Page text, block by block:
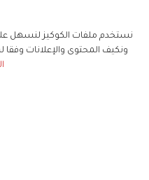
نستخدم ملفات الكوكيز لنسهل
ونكيف المحتوى والإعلانات